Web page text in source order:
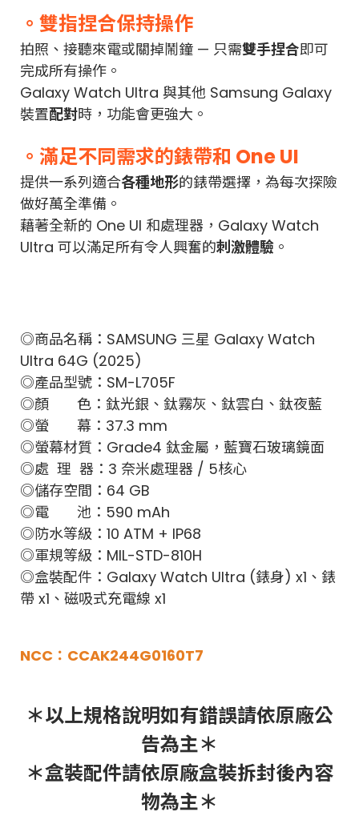
。雙指捏合保持操作
拍照、接聽來電或關掉鬧鐘 — 只需雙手捏合即可
完成所有操作。
Galaxy Watch Ultra 與其他 Samsung Galaxy
裝置配對時，功能會更強大。
。滿足不同需求的錶帶和 One UI
提供一系列適合各種地形的錶帶選擇，為每次探險
做好萬全準備。
藉著全新的 One UI 和處理器，Galaxy Watch
Ultra 可以滿足所有令人興奮的刺激體驗 。
◎商品名稱：SAMSUNG 三星 Galaxy Watch
Ultra 64G (2025)
◎產品型號：SM-L705F
◎顏 色：鈦光銀、鈦霧灰、鈦雲白、鈦夜藍
◎螢 幕：37.3 mm
◎螢幕材質：Grade4 鈦金屬，藍寶石玻璃鏡面
◎處 理 器：3 奈米處理器 / 5核心
◎儲存空間：64 GB
◎電 池：590 mAh
◎防水等級：10 ATM + IP68
◎軍規等級：MIL-STD-810H
◎盒裝配件：Galaxy Watch Ultra (錶身) x1、錶
帶 x1、磁吸式充電線 x1
NCC：CCAK244G0160T7
＊以上規格說明如有錯誤請依原廠公
告為主＊
＊盒裝配件請依原廠盒裝拆封後內容
物為主＊